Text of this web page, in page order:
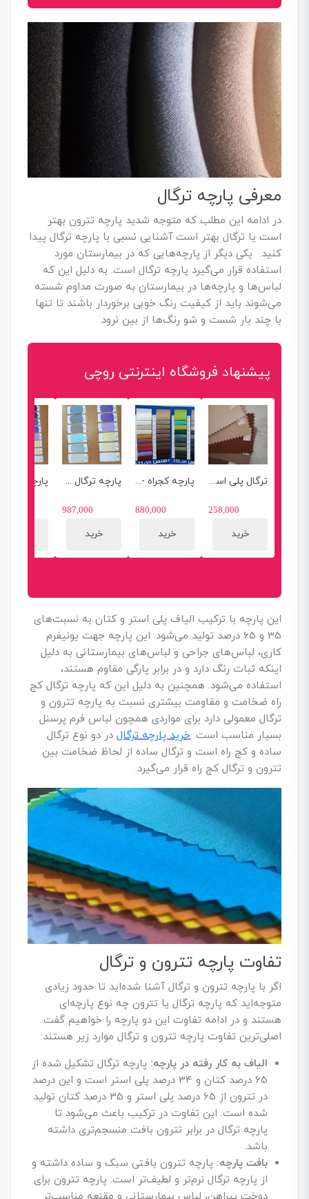
معرفی پارچه ترگال
در ادامه این مطلب که متوجه شدید پارچه تترون بهتر
است یا ترگال بهتر است آشنایی نسبی با پارچه ترگال پیدا
کنید. یکی دیگر از پارچه‌هایی که در بیمارستان مورد
استفاده قرار می‌گیرد پارچه ترگال است. به دلیل این که
لباس‌ها و پارچه‌ها در بیمارستان به صورت مداوم شسته
می‌شوند باید از کیفیت رنگ خوبی برخوردار باشند تا تنها
با چند بار شست و شو رنگ‌ها از بین نرود.
پیشنهاد فروشگاه اینترنتی روچی
ترگال پلی استر ویسکوز
258,000
خرید
پارچه کجراه -اطلس
880,000
خرید
پارچه ترگال مدارسی لباس فرم اداری از کد61 تا 80 رنگ
987,000
خرید
این پارچه با ترکیب الیاف پلی استر و کتان به نسبت‌های
35 و 65 درصد تولید می‌شود. این پارچه جهت یونیفرم
کاری، لباس‌های جراحی و لباس‌های بیمارستانی به دلیل
اینکه ثبات رنگ دارد و در برابر پارگی مقاوم هستند،
استفاده می‌شود. همچنین به دلیل این که پارچه ترگال کج
راه ضخامت و مقاومت بیشتری نسبت به پارچه تترون و
ترگال معمولی دارد برای مواردی همچون لباس فرم پرسنل
بسیار مناسب است. خرید پارچه ترگال در دو نوع ترگال
ساده و کج راه است و ترگال ساده از لحاظ ضخامت بین
تترون و ترگال کج راه قرار می‌گیرد.
تفاوت پارچه تترون و ترگال
اگر با پارچه تترون و ترگال آشنا شده‌اید تا حدود زیادی
متوجه‌اید که پارچه ترگال یا تترون چه نوع پارچه‌ای
هستند و در ادامه تفاوت این دو پارچه را خواهیم گفت.
اصلی‌ترین تفاوت پارچه تترون و ترگال موارد زیر هستند:
الیاف به کار رفته در پارچه: پارچه ترگال تشکیل شده از
65 درصد کتان و 34 درصد پلی استر است و این درصد
در تترون از 65 درصد پلی استر و 35 درصد کتان تولید
شده است. این تفاوت در ترکیب باعث می‌شود تا
پارچه ترگال در برابر تترون بافت منسجم‌تری داشته
باشد.
بافت پارچه: پارچه تترون بافتی سبک و ساده داشته و
از پارچه ترگال نرم‌تر و لطیف‌تر است. پارچه تترون برای